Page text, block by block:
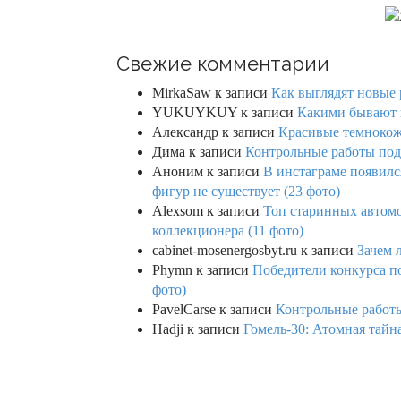
Свежие комментарии
MirkaSaw к записи Как выглядят новые
YUKUYKUY к записи Какими бывают
Александр к записи Красивые
Дима к записи Контрольные работы
Аноним к записи В инстаграме
фигур не существует (23 фото)
Alexsom к записи Топ старинных
коллекционера (11 фото)
cabinet-mosenergosbyt.ru к записи Зачем
Phymn к записи Победители конкурса
фото)
PavelCarse к записи Контрольные
Hadji к записи Гомель-30: Атомная